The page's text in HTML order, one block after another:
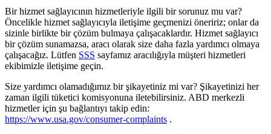
Bir hizmet sağlayıcının hizmetleriyle ilgili bir sorunuz mu var?
Öncelikle hizmet sağlayıcıyla iletişime geçmenizi öneririz; onlar da
sizinle birlikte bir çözüm bulmaya çalışacaklardır. Hizmet sağlayıcı
bir çözüm sunamazsa, aracı olarak size daha fazla yardımcı olmaya
çalışacağız. Lütfen SSS sayfamız aracılığıyla müşteri hizmetleri
ekibimizle iletişime geçin.
Size yardımcı olamadığımız bir şikayetiniz mi var? Şikayetinizi her
zaman ilgili tüketici komisyonuna iletebilirsiniz. ABD merkezli
hizmetler için şu bağlantıyı takip edin:
https://www.usa.gov/consumer-complaints .